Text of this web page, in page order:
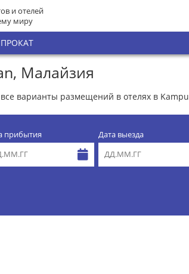
и отелей
миру
ПРОКАТ
Малайзия
варианты размещений в отелях в
прибытия Дата выезда